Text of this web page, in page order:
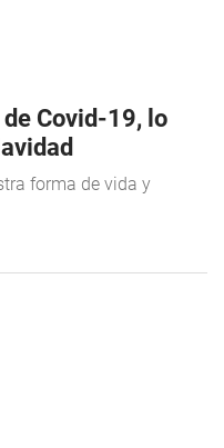
Covid-19, lo
forma de vida y